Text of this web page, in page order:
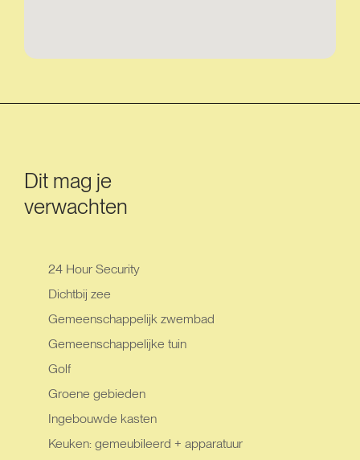
Dit mag je
verwachten
24 Hour Security
Dichtbij zee
Gemeenschappelijk zwembad
Gemeenschappelijke tuin
Golf
Groene gebieden
Ingebouwde kasten
Keuken: gemeubileerd + apparatuur